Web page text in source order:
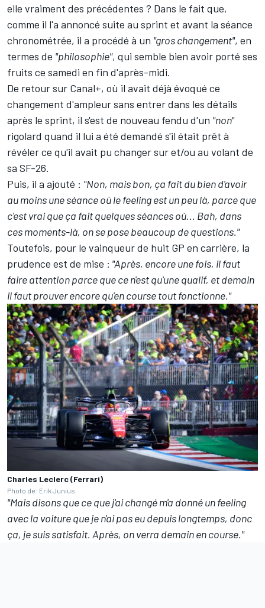
elle vraiment des précédentes ? Dans le fait que,
comme il l'a annoncé suite au sprint et avant la séance
chronométrée, il a procédé à un "gros changement", en
termes de "philosophie", qui semble bien avoir porté ses
fruits ce samedi en fin d'après-midi.
De retour sur Canal+, où il avait déjà évoqué ce
changement d'ampleur sans entrer dans les détails
après le sprint, il s'est de nouveau fendu d'un "non"
rigolard quand il lui a été demandé s'il était prêt à
révéler ce qu'il avait pu changer sur et/ou au volant de
sa SF-26.
Puis, il a ajouté : "Non, mais bon, ça fait du bien d'avoir
au moins une séance où le feeling est un peu là, parce que
c'est vrai que ça fait quelques séances où... Bah, dans
ces moments-là, on se pose beaucoup de questions."
Toutefois, pour le vainqueur de huit GP en carrière, la
prudence est de mise : "Après, encore une fois, il faut
faire attention parce que ce n'est qu'une qualif, et demain
il faut prouver encore qu'en course tout fonctionne."
Charles Leclerc (Ferrari)
Photo de: Erik Junius
"Mais disons que ce que j'ai changé m'a donné un feeling
avec la voiture que je n'ai pas eu depuis longtemps, donc
ça, je suis satisfait. Après, on verra demain en course."